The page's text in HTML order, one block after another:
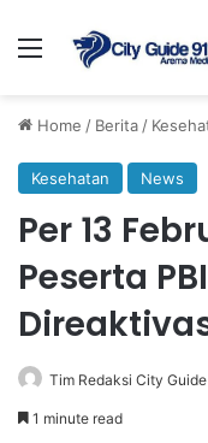
Menu
Home / Berita /
Kesehatan News
Per 13
Peserta
Tim Redaksi City Guide
1 minute read